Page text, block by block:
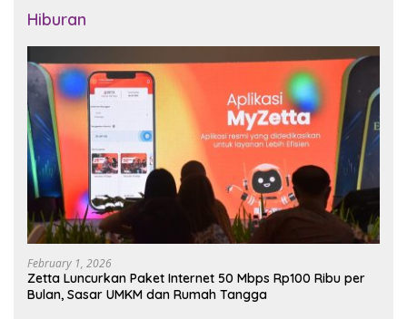
Hiburan
February 1, 2026
Zetta Luncurkan Paket Internet 50 Mbps Rp100 Ribu per
Bulan, Sasar UMKM dan Rumah Tangga